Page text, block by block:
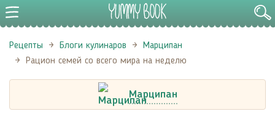
Рецепты Блоги кулинаров
Марципан
Рацион семей со всего мира на неделю
Марципан